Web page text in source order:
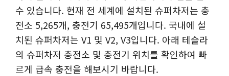
수 있습니다. 현재 전 세계에 설치된 슈퍼차저는 충
전소 5,265개, 충전기 65,495개입니다. 국내에 설
치된 슈퍼차저는 V1 및 V2, V3입니다. 아래 테슬라
의 슈퍼차저 충전소 및 충전기 위치를 확인하여 빠
르게 급속 충전을 해보시기 바랍니다.